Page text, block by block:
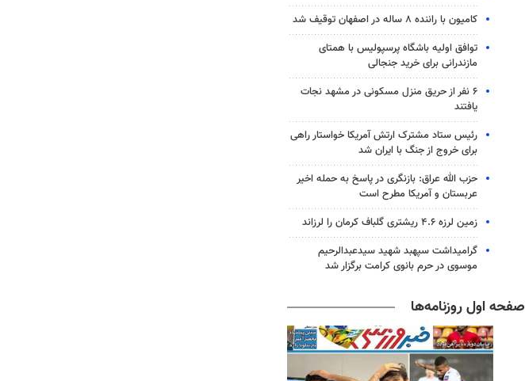
کامیون با راننده ۸ ساله در اصفهان توقیف شد
توافق اولیه باشگاه پرسپولیس با همتای
مازندرانی برای خرید جنجالی
۶ نفر از حریق منزل مسکونی در مشهد نجات
یافتند
رئیس ستاد مشترک ارتش آمریکا خواستار راهی
برای خروج از جنگ با ایران شد
حزب الله عراق: بازنگری در پاسخ به حمله اخیر
عربستان و آمریکا مطرح است
زمین لرزه ۴.۶ ریشتری گلباف کرمان را لرزاند
گرامیداشت سپهبد شهید سیدعبدالرحیم
موسوی در حرم بانوی کرامت برگزار شد
صفحه اول روزنامه‌ها